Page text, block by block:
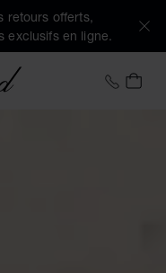
retours offerts,
exclusifs en ligne.
+32